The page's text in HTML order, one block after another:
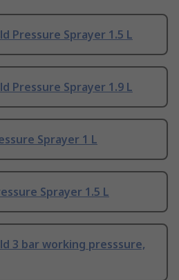
Pressure Sprayer 1.5 L
Pressure Sprayer 1.9 L
Sprayer 1 L
Sprayer 1.5 L
3 bar working presssure,